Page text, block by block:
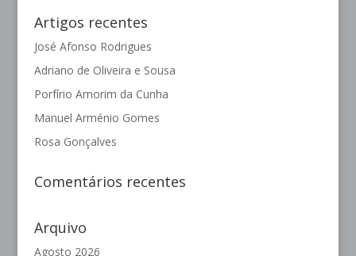
Artigos recentes
José Afonso Rodrigues
Adriano de Oliveira e Sousa
Porfírio Amorim da Cunha
Manuel Arménio Gomes
Rosa Gonçalves
Comentários recentes
Arquivo
Agosto 2026